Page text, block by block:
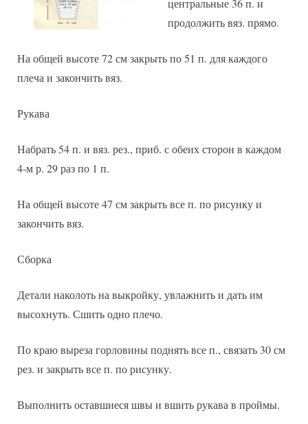
продолжить вяз. прямо.
На общей высоте 72 см закрыть по 51 п. для каждого
плеча и закончить вяз.
Рукава
Набрать 54 п. и вяз. рез., приб. с обеих сторон в каждом
4-м р. 29 раз по 1 п.
На общей высоте 47 см закрыть все п. по рисунку и
закончить вяз.
Сборка
Детали наколоть на выкройку, увлажнить и дать им
высохнуть. Сшить одно плечо.
По краю выреза горловины поднять все п., связать 30 см
рез. и закрыть все п. по рисунку.
Выполнить оставшиеся швы и вшить рукава в проймы.